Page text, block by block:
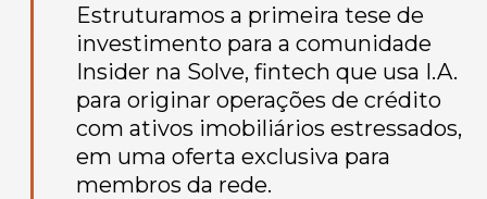
Estruturamos a primeira tese de
investimento para a comunidade
Insider na Solve, fintech que usa I.A.
para originar operações de crédito
com ativos imobiliários estressados,
em uma oferta exclusiva para
membros da rede.